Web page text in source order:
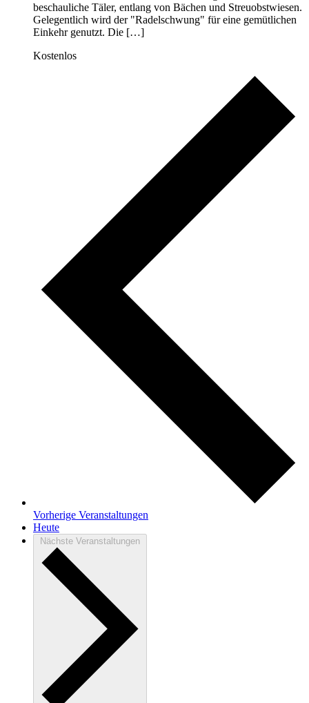
beschauliche Täler, entlang von Bächen und Streuobstwiesen.
Gelegentlich wird der "Radelschwung" für eine gemütlichen
Einkehr genutzt. Die […]
Kostenlos
Vorherige Veranstaltungen
Heute
Nächste Veranstaltungen